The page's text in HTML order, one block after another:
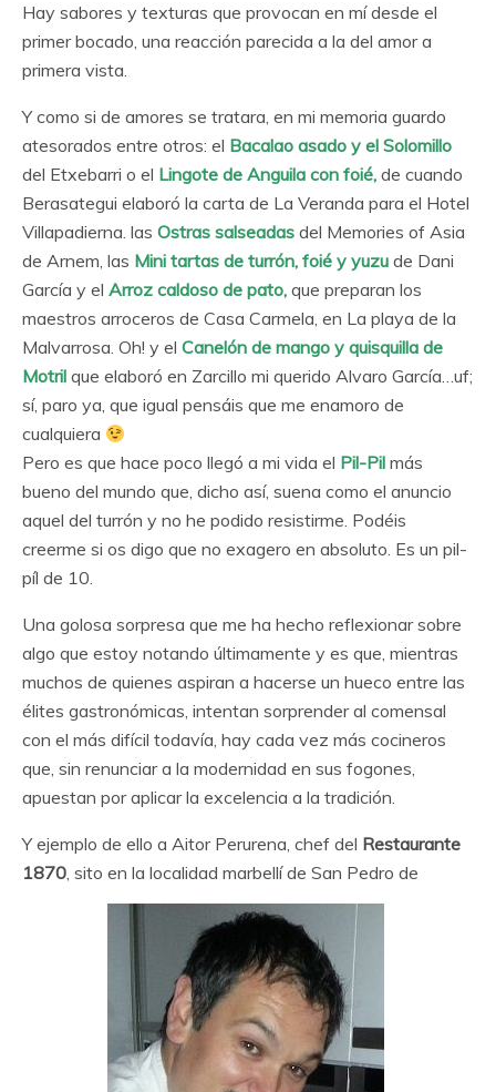
Hay sabores y texturas que provocan en mí desde el
primer bocado, una reacción parecida a la del amor a
primera vista.
Y como si de amores se tratara, en mi memoria guardo
atesorados entre otros: el Bacalao asado y el Solomillo
del Etxebarri o el Lingote de Anguila con foié, de cuando
Berasategui elaboró la carta de La Veranda para el Hotel
Villapadierna. las Ostras salseadas del Memories of Asia
de Arnem, las Mini tartas de turrón, foié y yuzu de Dani
García y el Arroz caldoso de pato, que preparan los
maestros arroceros de Casa Carmela, en La playa de la
Malvarrosa. Oh! y el Canelón de mango y quisquilla de
Motril que elaboró en Zarcillo mi querido Alvaro García…uf;
sí, paro ya, que igual pensáis que me enamoro de
cualquiera
Pero es que hace poco llegó a mi vida el Pil-Pil más
bueno del mundo que, dicho así, suena como el anuncio
aquel del turrón y no he podido resistirme. Podéis
creerme si os digo que no exagero en absoluto. Es un pil-
píl de 10.
Una golosa sorpresa que me ha hecho reflexionar sobre
algo que estoy notando últimamente y es que, mientras
muchos de quienes aspiran a hacerse un hueco entre las
élites gastronómicas, intentan sorprender al comensal
con el más difícil todavía, hay cada vez más cocineros
que, sin renunciar a la modernidad en sus fogones,
apuestan por aplicar la excelencia a la tradición.
Y ejemplo de ello a Aitor Perurena, chef del Restaurante
1870, sito en la localidad marbellí de San Pedro de